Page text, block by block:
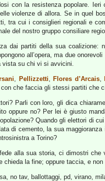
con la resistenza popolare.
violenze di allora. Se in quel
tra cui i consiglieri regionali e
del nostro gruppo consiliare
dai partiti della sua coalizione:
all’opera, ma due onorevoli
vista su chi vi si avvicini.
, Pellizzetti, Flores d’Arcais,
che faccia gli stessi partiti che
Parli con loro, gli dica
oppure no? Per lei è giusto
Quando gli elettori di
di cemento, la sua
a Torino?
alla sua storia, ci dimostri
chieda la fine; oppure taccia, e
no tav, ballottaggi, pd, virano,